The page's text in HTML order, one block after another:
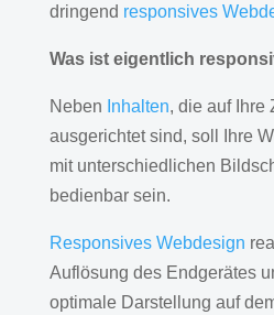
dringend responsives
Was ist eigentlich
Neben Inhalten, die auf Ihre
ausgerichtet sind, soll Ihre
mit unterschiedlichen
bedienbar sein.
Responsives Webdesign
Auflösung des Endgerätes
optimale Darstellung auf